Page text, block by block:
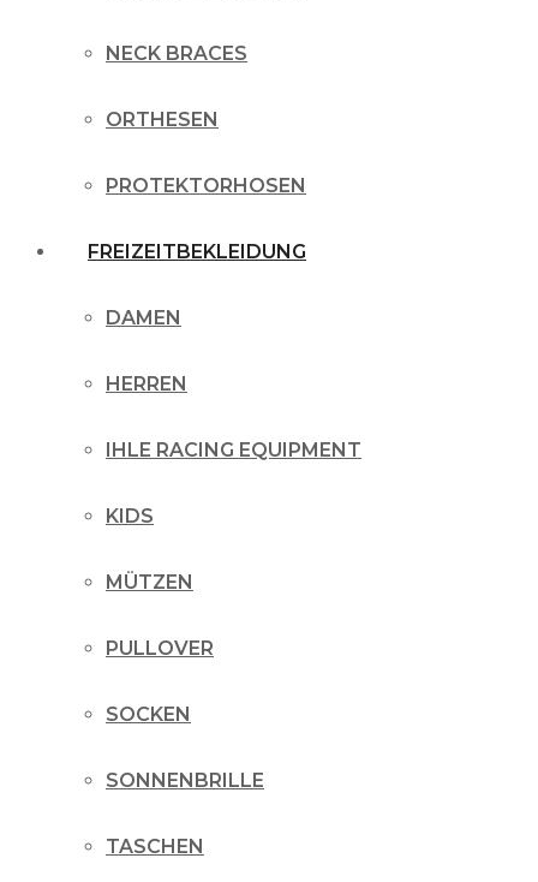
NECK BRACES
ORTHESEN
PROTEKTORHOSEN
FREIZEITBEKLEIDUNG
DAMEN
HERREN
IHLE RACING EQUIPMENT
KIDS
MÜTZEN
PULLOVER
SOCKEN
SONNENBRILLE
TASCHEN